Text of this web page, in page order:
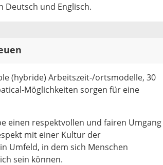
Deutsch und Englisch.
(hybride) Arbeitszeit-/ortsmodelle, 30
Möglichkeiten sorgen für eine
einen respektvollen und fairen Umgang
mit einer Kultur der
Umfeld, in dem sich Menschen
sein können.